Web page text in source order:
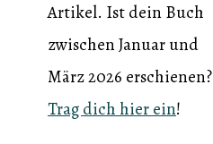
Artikel. Ist dein Buch
zwischen Januar und
März 2026 erschienen?
Trag dich hier ein!